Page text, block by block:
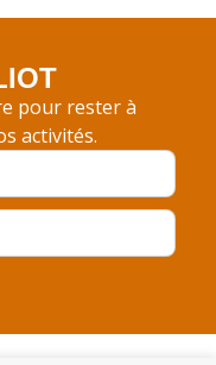
pour rester à
activités.